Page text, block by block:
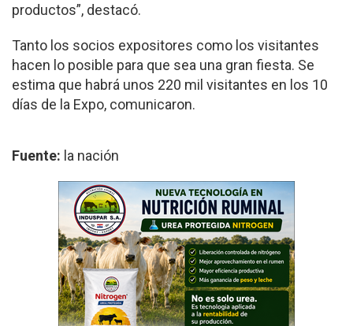
productos”, destacó.
Tanto los socios expositores como los visitantes
hacen lo posible para que sea una gran fiesta. Se
estima que habrá unos 220 mil visitantes en los 10
días de la Expo, comunicaron.
Fuente: la nación